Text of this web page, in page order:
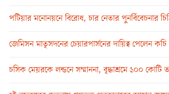
পটিয়ার মনোনয়নে বিরোধ, চার নেতার পুনর্বিবেচনার
জেমিসন মাতৃসদনের চেয়ারপার্সনের দায়িত্ব পেলেন কচি
চসিক মেয়রকে লন্ডনে সম্মাননা, বৃদ্ধাশ্রমে ১০০ কোটি